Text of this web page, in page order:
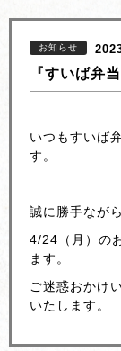
お知らせ
『すいば弁
いつもすいば
す。
誠に勝手ながら
4/24（月）の
ます。
ご迷惑おかけ
いたします。